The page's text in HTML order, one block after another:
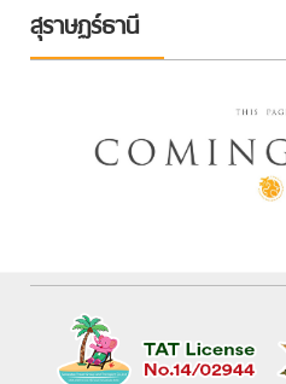
สุราษฏร์ธานี